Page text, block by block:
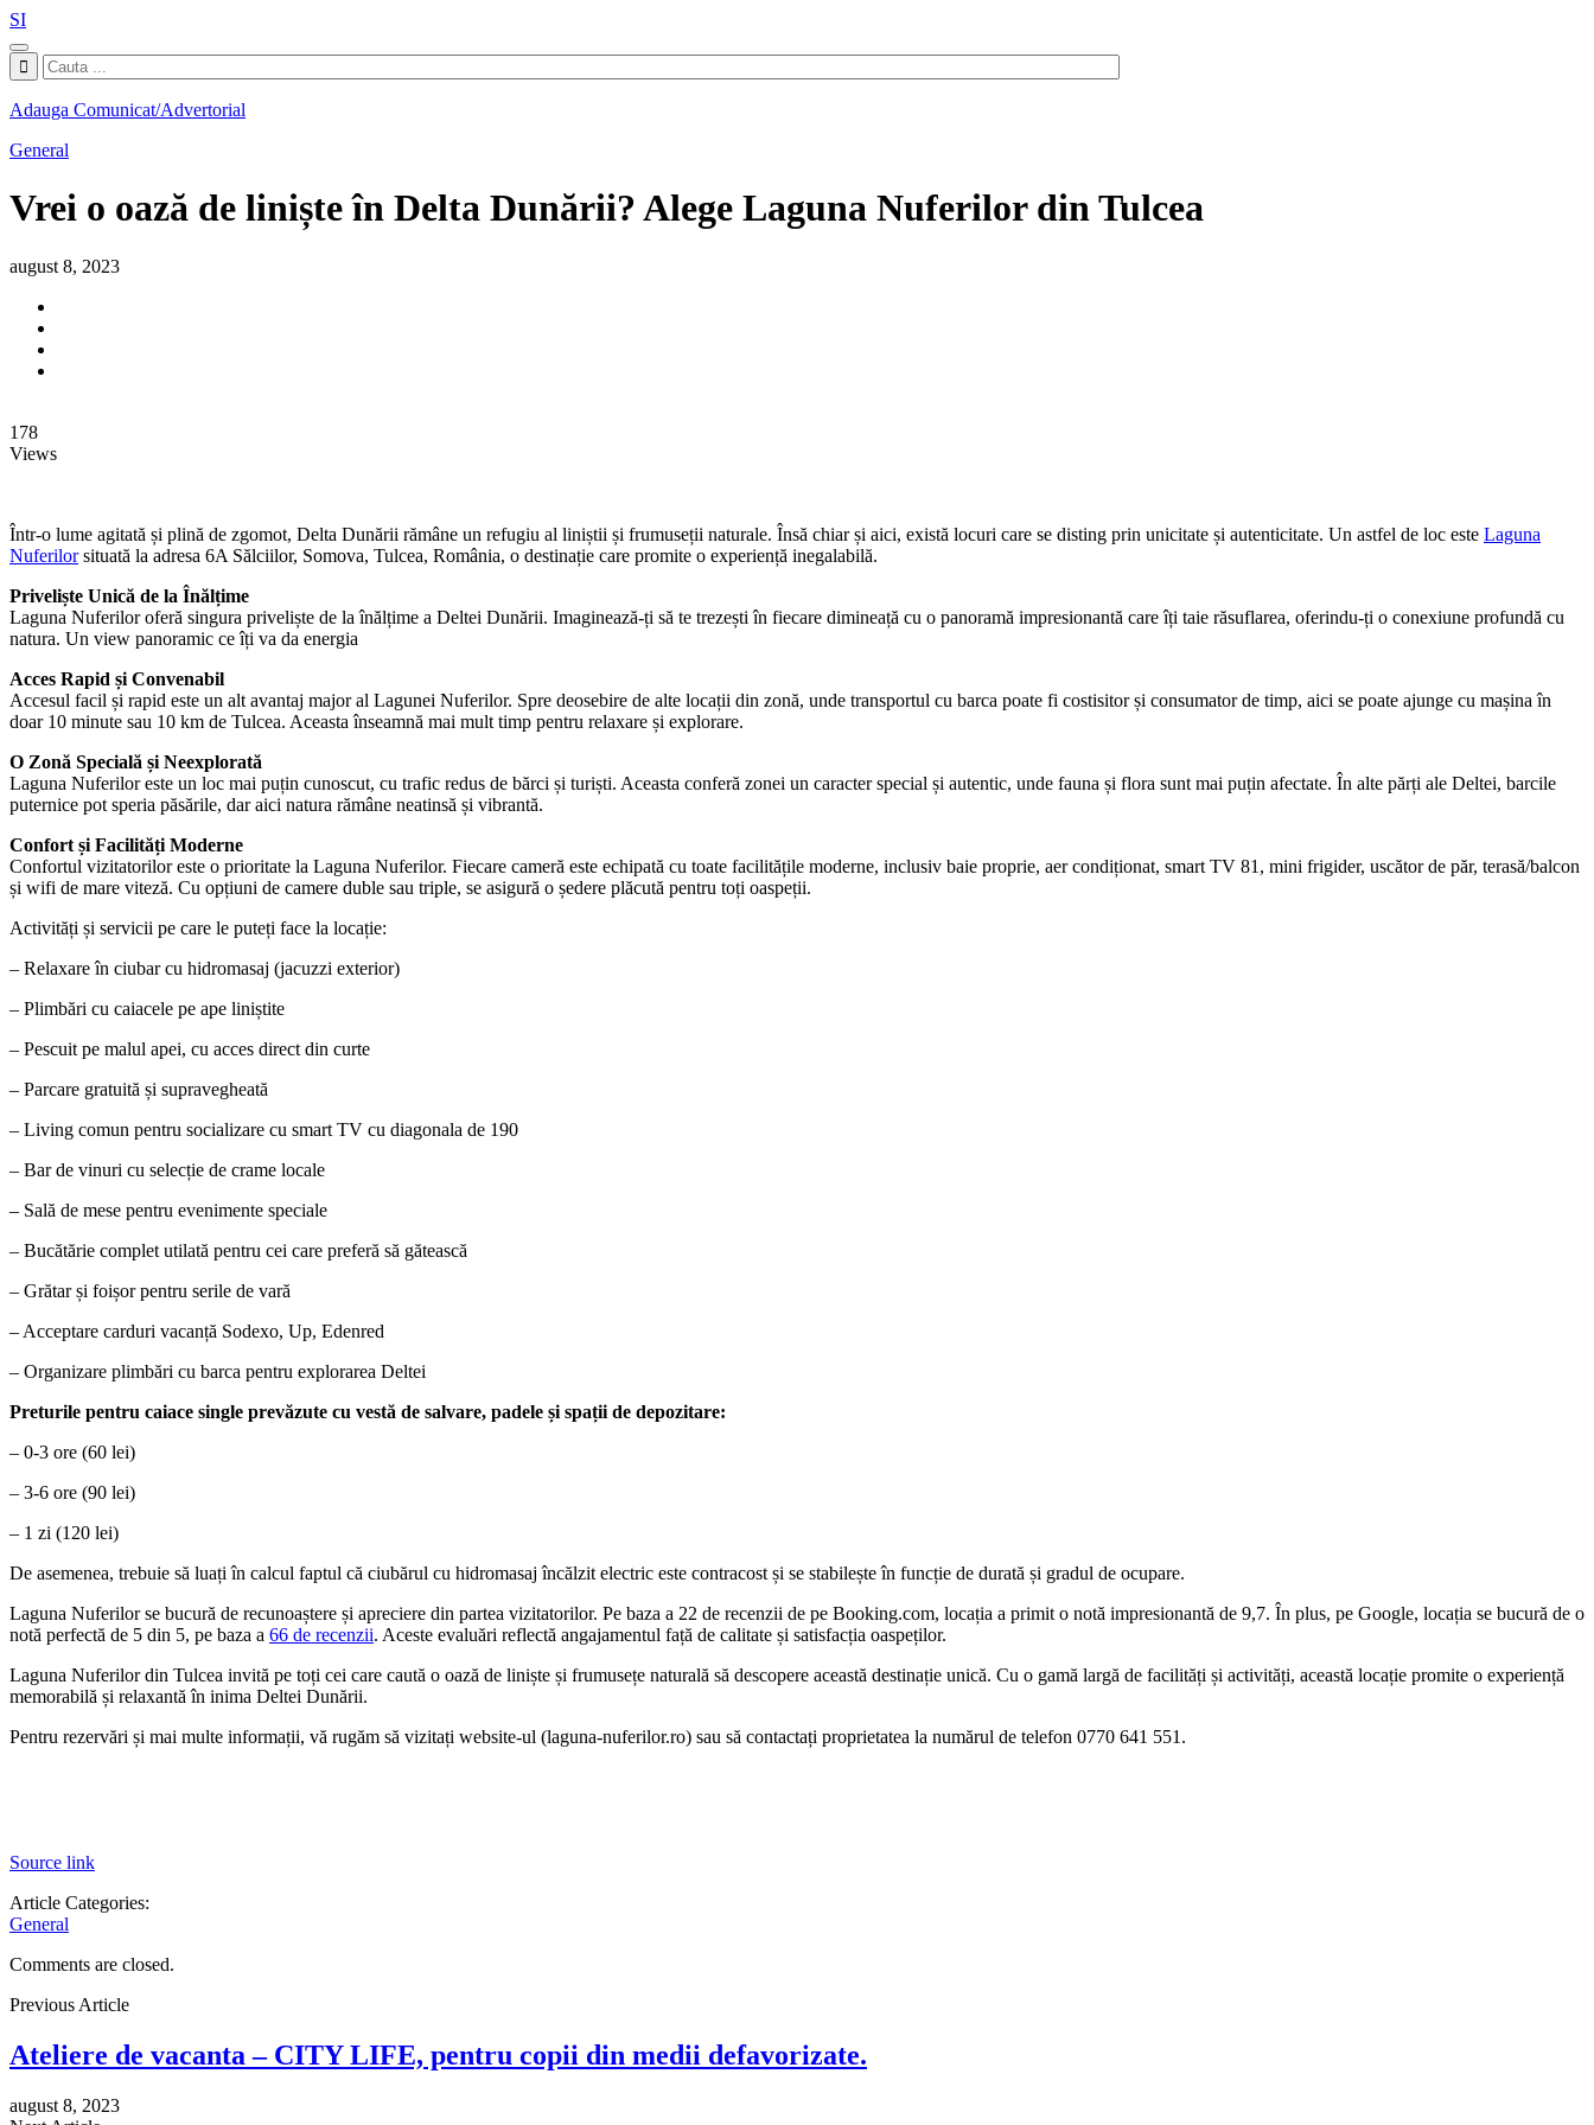
SI
Adauga Comunicat/Advertorial
General
Vrei o oază de liniște în Delta Dunării? Alege Laguna Nuferilor din Tulcea
august 8, 2023
178
Views
Într-o lume agitată și plină de zgomot, Delta Dunării rămâne un refugiu al liniștii și frumuseții naturale. Însă chiar și aici, există locuri care se disting prin unicitate și autenticitate. Un astfel de loc este Laguna
Nuferilorsituată la adresa 6A Sălciilor, Somova, Tulcea, România, o destinație care promite o experiență inegalabilă.
Priveliște Unică de la Înălțime
Laguna Nuferilor oferă singura priveliște de la înălțime a Deltei Dunării. Imaginează-ți să te trezești în fiecare dimineață cu o panoramă impresionantă care îți taie răsuflarea, oferindu-ți o conexiune profundă cu
natura. Un view panoramic ce îți va da energia
Acces Rapid și Convenabil
Accesul facil și rapid este un alt avantaj major al Lagunei Nuferilor. Spre deosebire de alte locații din zonă, unde transportul cu barca poate fi costisitor și consumator de timp, aici se poate ajunge cu mașina în
doar 10 minute sau 10 km de Tulcea. Aceasta înseamnă mai mult timp pentru relaxare și explorare.
O Zonă Specială și Neexplorată
Laguna Nuferilor este un loc mai puțin cunoscut, cu trafic redus de bărci și turiști. Aceasta conferă zonei un caracter special și autentic, unde fauna și flora sunt mai puțin afectate. În alte părți ale Deltei, barcile
puternice pot speria păsările, dar aici natura rămâne neatinsă și vibrantă.
Confort și Facilități Moderne
Confortul vizitatorilor este o prioritate la Laguna Nuferilor. Fiecare cameră este echipată cu toate facilitățile moderne, inclusiv baie proprie, aer condiționat, smart TV 81, mini frigider, uscător de păr, terasă/balcon
și wifi de mare viteză. Cu opțiuni de camere duble sau triple, se asigură o ședere plăcută pentru toți oaspeții.
Activități și servicii pe care le puteți face la locație:
– Relaxare în ciubar cu hidromasaj (jacuzzi exterior)
– Plimbări cu caiacele pe ape liniștite
– Pescuit pe malul apei, cu acces direct din curte
– Parcare gratuită și supravegheată
– Living comun pentru socializare cu smart TV cu diagonala de 190
– Bar de vinuri cu selecție de crame locale
– Sală de mese pentru evenimente speciale
– Bucătărie complet utilată pentru cei care preferă să gătească
– Grătar și foișor pentru serile de vară
– Acceptare carduri vacanță Sodexo, Up, Edenred
– Organizare plimbări cu barca pentru explorarea Deltei
Preturile pentru caiace single prevăzute cu vestă de salvare, padele și spații de depozitare:
– 0-3 ore (60 lei)
– 3-6 ore (90 lei)
– 1 zi (120 lei)
De asemenea, trebuie să luați în calcul faptul că ciubărul cu hidromasaj încălzit electric este contracost și se stabilește în funcție de durată și gradul de ocupare.
Laguna Nuferilor se bucură de recunoaștere și apreciere din partea vizitatorilor. Pe baza a 22 de recenzii de pe Booking.com, locația a primit o notă impresionantă de 9,7. În plus, pe Google, locația se bucură de o
notă perfectă de 5 din 5, pe baza a 66 de recenzii. Aceste evaluări reflectă angajamentul față de calitate și satisfacția oaspeților.
Laguna Nuferilor din Tulcea invită pe toți cei care caută o oază de liniște și frumusețe naturală să descopere această destinație unică. Cu o gamă largă de facilități și activități, această locație promite o experiență
memorabilă și relaxantă în inima Deltei Dunării.
Pentru rezervări și mai multe informații, vă rugăm să vizitați website-ul (laguna-nuferilor.ro) sau să contactați proprietatea la numărul de telefon 0770 641 551.
Source link
Article Categories:
General
Comments are closed.
Previous Article
Ateliere de vacanta – CITY LIFE, pentru copii din medii defavorizate.
august 8, 2023